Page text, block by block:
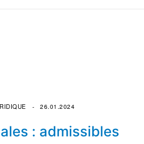
: admissibles
26.01.2024